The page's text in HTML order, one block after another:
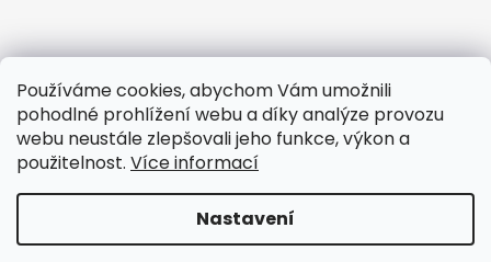
Používáme cookies, abychom Vám umožnili
pohodlné prohlížení webu a díky analýze provozu
webu neustále zlepšovali jeho funkce, výkon a
použitelnost. Více informací
Nastavení
objednavky@elektrorezny.cz
602 155 983
https://www.facebook.com/jirireznyelektroservis
reznyelektro